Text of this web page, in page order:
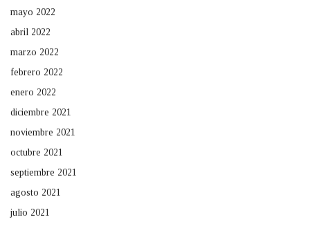
mayo 2022
abril 2022
marzo 2022
febrero 2022
enero 2022
diciembre 2021
noviembre 2021
octubre 2021
septiembre 2021
agosto 2021
julio 2021